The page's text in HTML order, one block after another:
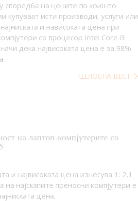
споредба на цените по коишто
купуваат исти производи, услуги или
и нависоката цена при
со процесор Intel Core i3
дека највисоката цена е за 98%
ЦЕЛОСНА ВЕСТ
на лаптоп-компјутерите со
и највисоката цена изнесува 1: 2,1
најскапите преносни компјутери е
цена.